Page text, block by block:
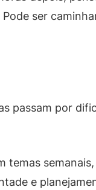
ser
passam por
temas
e